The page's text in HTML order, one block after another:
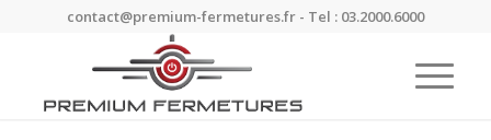
contact@premium-fermetures.fr - Tel : 03.2000.6000